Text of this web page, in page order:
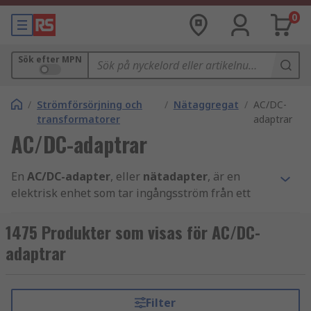
0
Sök efter MPN
/ Strömförsörjning och
transformatorer
/ Nätaggregat / AC/DC-
adaptrar
AC/DC-adaptrar
En AC/DC-adapter, eller nätadapter, är en
elektrisk enhet som tar ingångsström från ett
frekvens och spänning för att driva den
komponent den är ansluten till. Nätadaptrar ger
ström till enheter som drivs av batterier eller
applikationer som laddare, digitalboxar,
1475 Produkter som visas för AC/DC-
adaptrar
Filter